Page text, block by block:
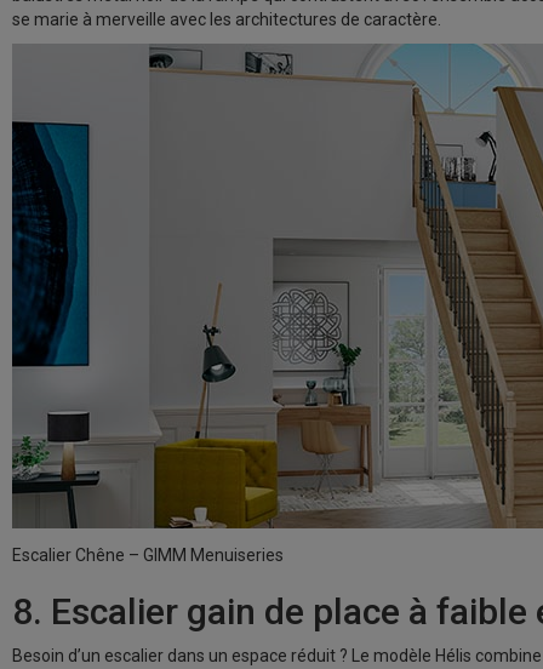
se marie à merveille avec les architectures de caractère.
Escalier Chêne – GIMM Menuiseries
8. Escalier gain de place à
Besoin d’un escalier dans un espace réduit ? Le modèle Hélis